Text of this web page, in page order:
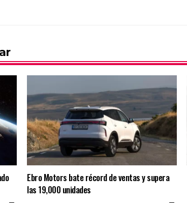
Ebro Motors bate récord de ventas y supera
las 19,000 unidades